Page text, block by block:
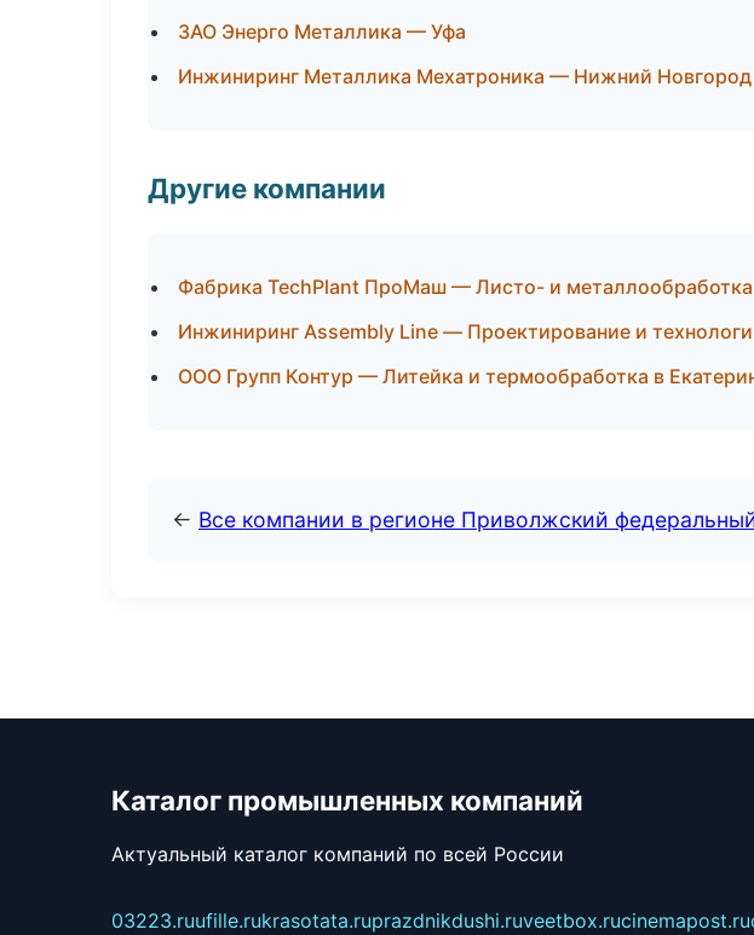
ЗАО Энерго Металлика — Уфа
Инжиниринг Металлика Мехатроника — Нижний Новгород
Другие компании
Фабрика TechPlant ПроМаш — Листо- и
Инжиниринг Assembly Line — Проектирование и
ООО Групп Контур — Литейка и термообработка в
← Все компании в регионе Приволжский
Каталог промышленных компаний
Актуальный каталог компаний по всей России
03223.ruufille.rukrasotata.ruprazdnikdushi.ruveetbox.rucinemapost.ru